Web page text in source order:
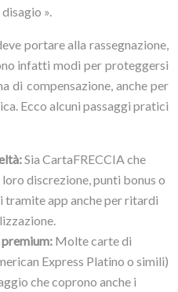
».
portare alla rassegnazione,
infatti modi per proteggersi
di compensazione, anche per
Ecco alcuni passaggi pratici
Sia CartaFRECCIA che
discrezione, punti bonus o
app anche per ritardi
Molte carte di
Express Platino o simili)
che coprono anche i